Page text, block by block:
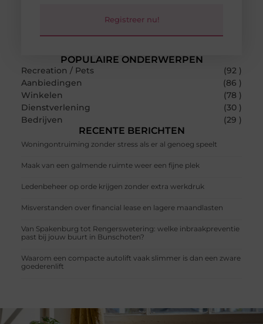
POPULAIRE ONDERWERPEN
Recreation / Pets
(92 )
Aanbiedingen
(86 )
Winkelen
(78 )
Dienstverlening
(30 )
Bedrijven
(29 )
RECENTE BERICHTEN
Woningontruiming zonder stress als er al genoeg speelt
Maak van een galmende ruimte weer een fijne plek
Ledenbeheer op orde krijgen zonder extra werkdruk
Misverstanden over financial lease en lagere maandlasten
Van Spakenburg tot Rengerswetering: welke inbraakpreventie
past bij jouw buurt in Bunschoten?
Waarom een compacte autolift vaak slimmer is dan een zware
goederenlift
Registreer nu!